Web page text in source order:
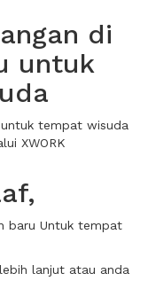
di
untuk
tempat wisuda
XWORK
baru Untuk tempat
lanjut atau anda